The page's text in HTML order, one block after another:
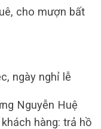
cho mượn bất
ngày nghỉ lễ
Nguyễn Huệ
hàng: trả hồ